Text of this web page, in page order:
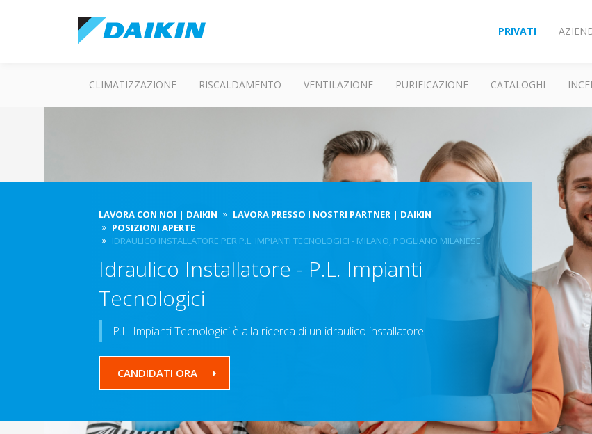
PRIVATI
CLIMATIZZAZIONE RISCALDAMENTO VENTILAZIONE PURIFICAZIONE CATALOGHI
LAVORA CON NOI | DAIKIN
LAVORA PRESSO I NOSTRI PARTNER | DAIKIN
POSIZIONI APERTE
IDRAULICO INSTALLATORE PER P.L. IMPIANTI TECNOLOGICI - MILANO, POGLIANO MILANESE
Idraulico Installatore - P.L. Impianti
Tecnologici
P.L. Impianti Tecnologici è alla ricerca di un idraulico installatore
CANDIDATI ORA